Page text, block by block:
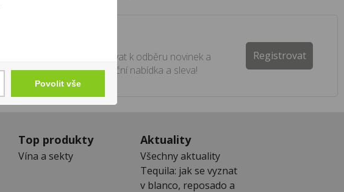
Zde se můžete registrovat k odběru novinek a
neunikne Vám žádná akční nabídka a sleva!
Registrovat
Top produkty
Vína a sekty
Aktuality
Všechny aktuality
Tequila: jak se vyznat
v blanco, reposado a
Povolit vše